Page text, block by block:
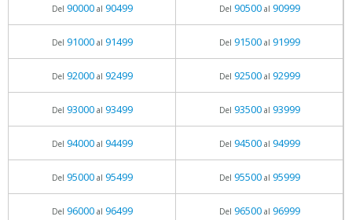
Del 90000al 90499 Del 90500al 90999
Del 91000al 91499 Del 91500al 91999
Del 92000al 92499 Del 92500al 92999
Del 93000al 93499 Del 93500al 93999
Del 94000al 94499 Del 94500al 94999
Del 95000al 95499 Del 95500al 95999
Del 96000al 96499 Del 96500al 96999